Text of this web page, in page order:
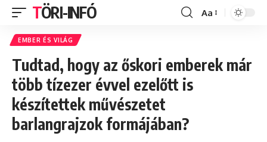
TÖRI-INFÓ
Font
Aa
EMBER ÉS VILÁG
Tudtad, hogy az őskori emberek már
több tízezer évvel ezelőtt is
készítettek művészetet
barlangrajzok formájában?